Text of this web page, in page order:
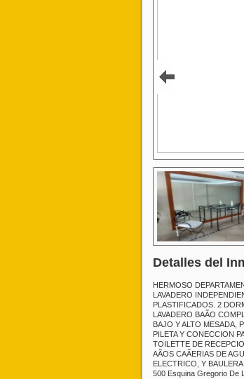
Detalles del
HERMOSO
LAVADERO
PLASTIFICADOS. 2
LAVADERO BAÃO
BAJO Y ALTO MESADA,
PILETA Y CONECCION
TOILETTE DE
AÃOS CAÃERIAS DE
ELECTRICO, Y
500 Esquina Gregorio De